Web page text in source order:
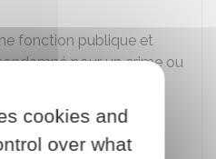
fonction publique et
pour un crime ou
Par exemple,
individuelle,
cookies and
over what